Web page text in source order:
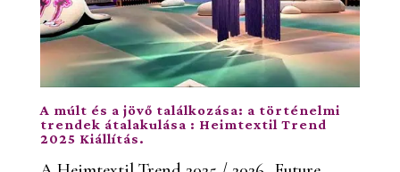
A múlt és a jövő találkozása: a történelmi
trendek átalakulása : Heimtextil Trend
2025 Kiállítás.